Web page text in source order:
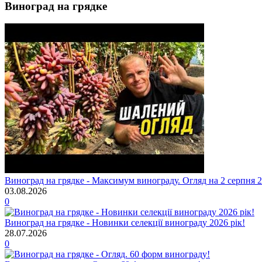
Виноград на грядке
Виноград на грядке - Максимум винограду. Огляд на 2 серпня
03.08.2026
0
Виноград на грядке - Новинки селекції винограду 2026 рік!
28.07.2026
0